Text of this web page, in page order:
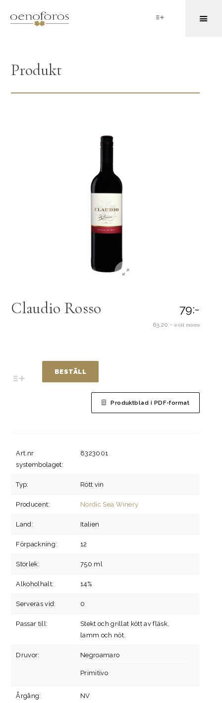
Produkt
Claudio Rosso 79:-
63,20:- exkl moms
BESTÄLL
Produktblad i PDF-format
Art.nr
systembolaget:
8323001
Typ: Rött vin
Producent: Nordic Sea Winery
Land: Italien
Förpackning: 12
Storlek: 750 ml
Alkoholhalt: 14%
Serveras vid: 0
Passar till:
Stekt och grillat kött av fläsk,
lamm och nöt.
Druvor: Negroamaro
Primitivo
Årgång: NV